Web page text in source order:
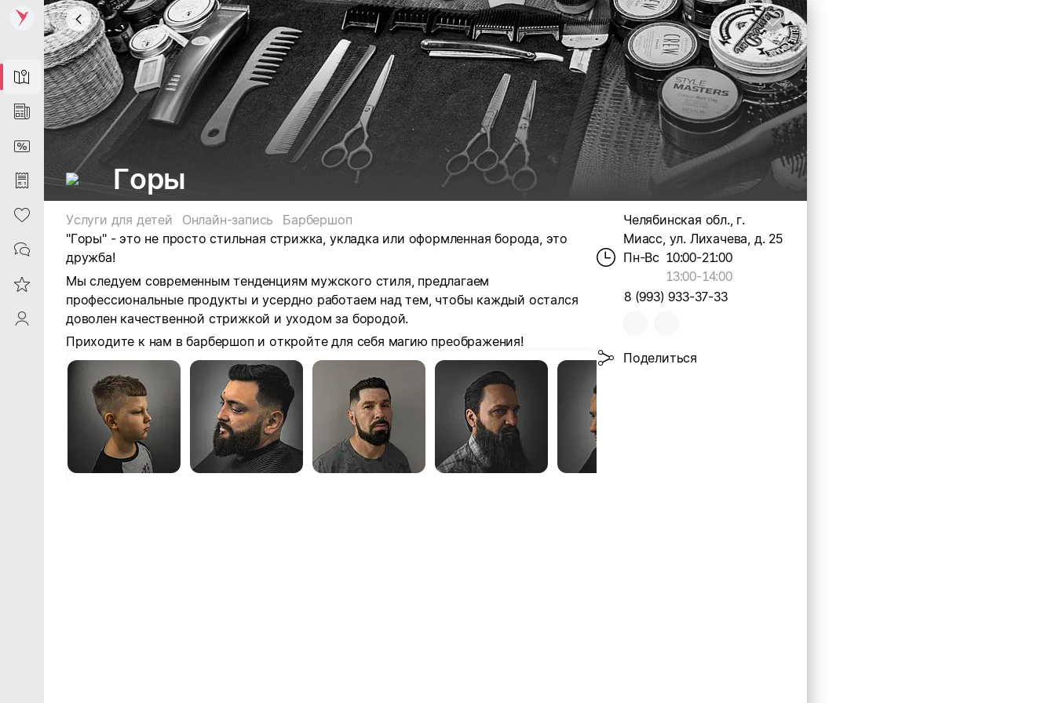
Map
News
DiscountCard
Purchases
Heart
Contacts
Reviews
ProfileSaby
Горы
Услуги для детей Онлайн-запись
Барбершоп
"Горы" - это не просто стильная стрижка, укладка или оформленная борода, это
дружба!
Мы следуем современным тенденциям мужского стиля, предлагаем
профессиональные продукты и усердно работаем над тем, чтобы каждый остался
доволен качественной стрижкой и уходом за бородой.
Приходите к нам в барбершоп и откройте для себя магию преображения!
Челябинская обл., г.
Миасс, ул. Лихачева, д. 25
Пн-Вс 10:00-21:00
13:00-14:00
8 (993) 933-37-33
Поделиться